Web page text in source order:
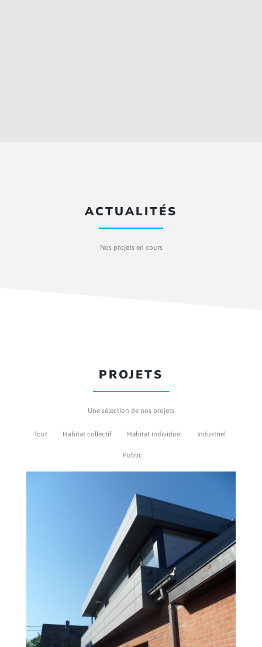
ACTUALITÉS
Nos projets en cours
PROJETS
Une sélection de nos projets
Tout Habitat collectif Habitat individuel Industriel
Public